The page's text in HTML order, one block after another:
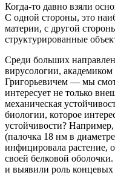
Когда-то давно взяли
С одной стороны, это
материи, с другой
структурированные
Среди больших
вирусологии,
Григорьевичем — мы
интересует не только
механическая
биологии, которое
устойчивости? Например,
(палочка 18 нм в
инфицировала растение,
своей белковой
и выявили роль концевых